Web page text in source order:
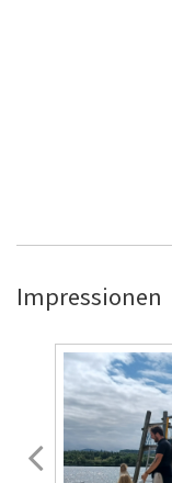
Impressionen